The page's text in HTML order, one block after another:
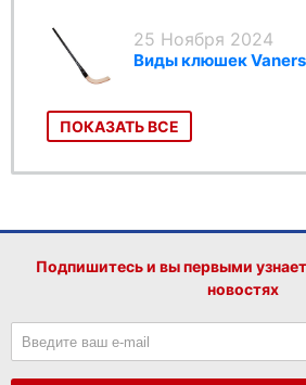
25 Ноября 2024
Виды клюшек
ПОКАЗАТЬ ВСЕ
Подпишитесь и вы первыми
новостях